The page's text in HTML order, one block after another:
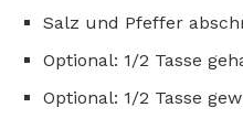
Salz und Pfeffer
Optional: 1/2 Tasse
Optional: 1/2 Tasse